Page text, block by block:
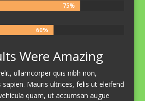
75%
75%
60%
60%
Were Amazing
ullamcorper quis nibh non,
Mauris ultrices, felis ut eleifend
quam, ut accumsan augue